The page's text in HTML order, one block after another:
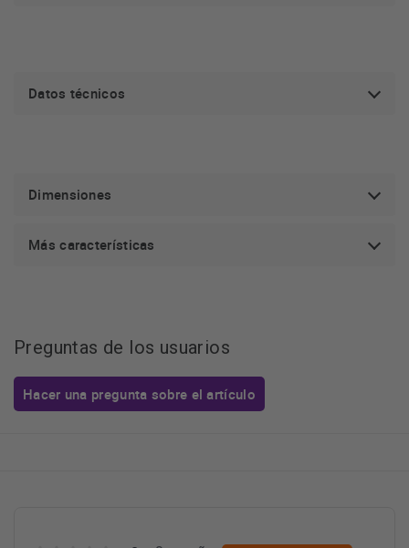
Datos técnicos
Dimensiones
Más características
Preguntas de los usuarios
Hacer una pregunta sobre el artículo